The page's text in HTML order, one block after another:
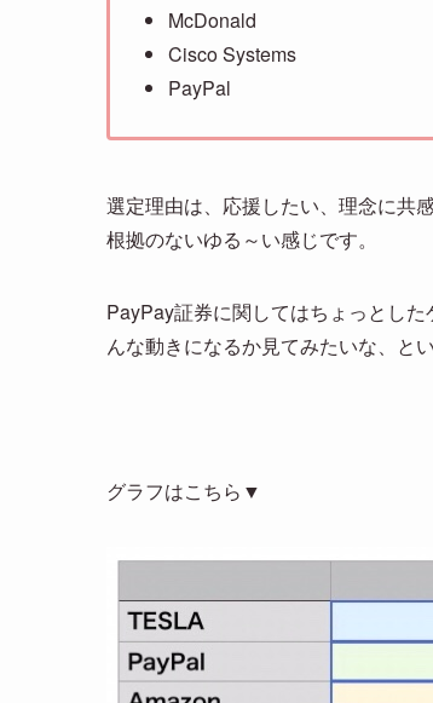
McDonald
Cisco Systems
PayPal
選定理由は、応援したい、理念に共
根拠のないゆる～い感じです。
PayPay証券に関してはちょっとし
んな動きになるか見てみたいな、と
グラフはこちら▼